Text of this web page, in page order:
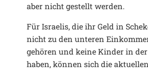
aber nicht gestellt werden.
Für Israelis, die ihr Geld in
nicht zu den unteren
gehören und keine Kinder in
haben, können sich die aktuellen